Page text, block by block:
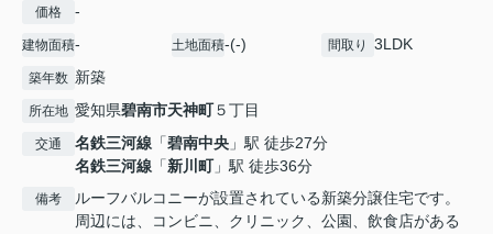
価格 -
建物面積- 土地面積-(-) 間取り 3LDK
築年数 新築
所在地 愛知県碧南市天神町５丁目
交通 名鉄三河線 「碧南中央 」駅 徒歩27分
名鉄三河線 「新川町」駅 徒歩36分
備考
ルーフバルコニーが設置されている新築分譲住宅です。
周辺には、コンビニ、クリニック、公園、飲食店がある